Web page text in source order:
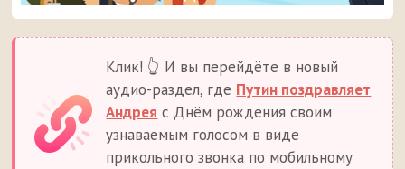
Клик! 👆 И вы перейдёте в новый
аудио-раздел, где Путин поздравляет
Андрея с Днём рождения своим
узнаваемым голосом в виде
прикольного звонка по мобильному